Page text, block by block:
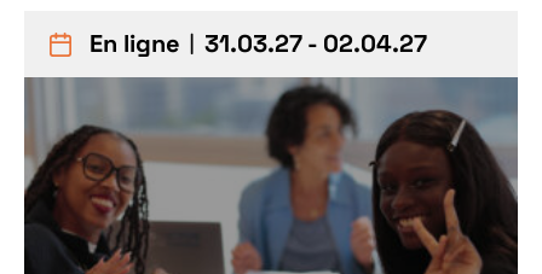
En ligne ︱31.03.27 - 02.04.27